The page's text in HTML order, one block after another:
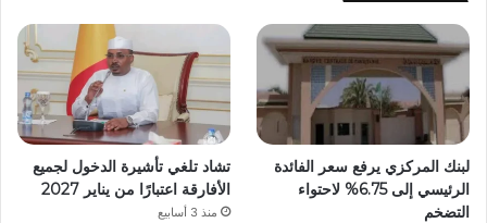
لبنك المركزي يرفع سعر الفائدة
الرئيسي إلى 6.75% لاحتواء
التضخم
تشاد تلغي تأشيرة الدخول لجميع
الأفارقة اعتبارًا من يناير 2027
منذ 3 أسابيع